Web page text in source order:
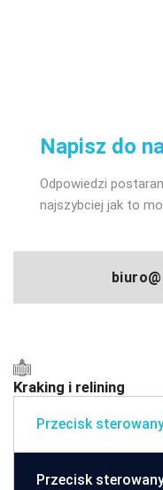
Napisz do
Odpowiedzi
najszybciej jak to
Kraking i relining
Przecisk
Przecisk